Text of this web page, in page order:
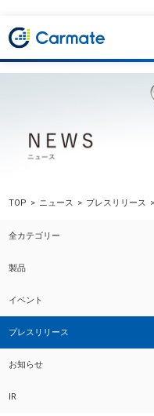
TOP ニュース プレスリリース
全カテゴリー
製品
イベント
プレスリリース
お知らせ
IR